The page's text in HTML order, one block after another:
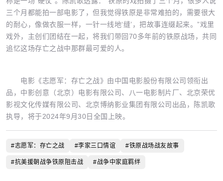
三个月都能拍一部电影了，但我觉得铁原是非常难拍的，需要很大
的耐心，像做衣服一样，一针一线地‘缝’，把故事连缀起来。”戏里
戏外，主创们团结在一起，将我们带回70多年前的铁原战场，共同
追忆这场存亡之战中那群最可爱的人。
电影《志愿军：存亡之战》由中国电影股份有限公司领衔出
品，中影创意（北京）电影有限公司、八一电影制片厂、北京荣优
影视文化传媒有限公司、北京博纳影业集团有限公司出品，陈凯歌
执导，将于2024年9月30日全国上映。
#志愿军：存亡之战 #李家三口情谊 #铁原战场战友故事
#抗美援朝战争铁原阻击战 #战争中家庭羁绊